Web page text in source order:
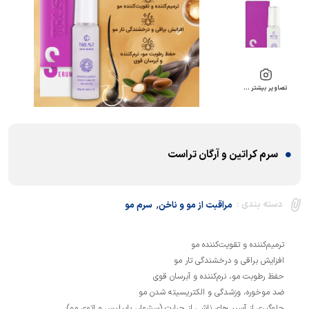
تصاویر بیشتر …
سرم کراتین و آرگان تراست
دسته بندی : مراقبت از مو و ناخن, سرم مو